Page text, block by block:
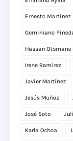
Ernesto Martínez
Geminiano
Hassan
Irene Ramírez
Javier Martínez
Jesús Muñoz
José Soto
Karla Ochoa